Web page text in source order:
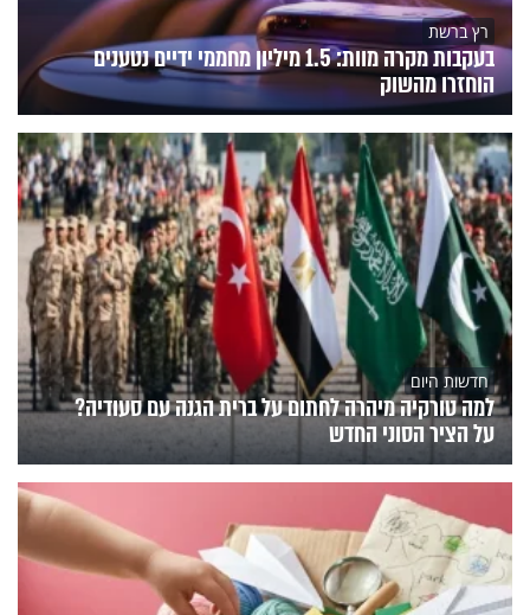
רץ ברשת
בעקבות מקרה מוות: 1.5 מיליון מחממי ידיים נטענים
הוחזרו מהשוק
חדשות היום
למה טורקיה מיהרה לחתום על ברית הגנה עם סעודיה?
על הציר הסוני החדש